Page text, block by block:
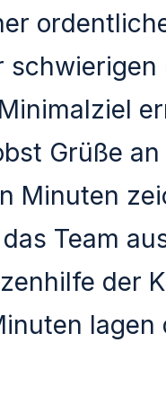
Grüße an
Minuten
Team
der
lagen